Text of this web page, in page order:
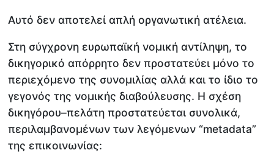
Αυτό δεν αποτελεί απλή οργανωτική ατέλεια.
Στη σύγχρονη ευρωπαϊκή νομική αντίληψη, το
δικηγορικό απόρρητο δεν προστατεύει μόνο το
περιεχόμενο της συνομιλίας αλλά και το ίδιο το
γεγονός της νομικής διαβούλευσης. Η σχέση
δικηγόρου–πελάτη προστατεύεται συνολικά,
περιλαμβανομένων των λεγόμενων “metadata”
της επικοινωνίας: